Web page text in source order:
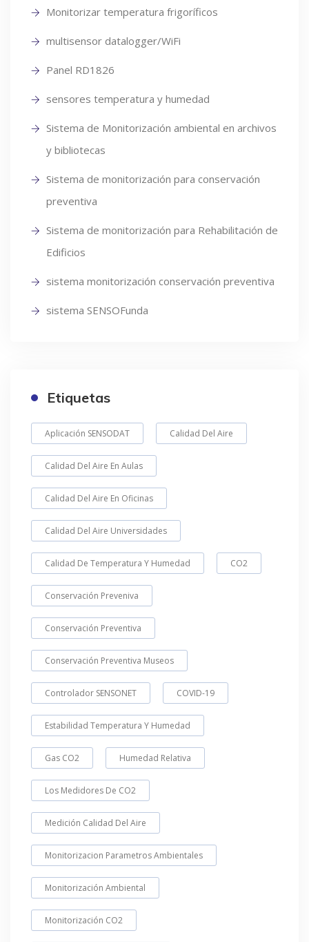
Monitorizar temperatura frigoríficos
multisensor datalogger/WiFi
Panel RD1826
sensores temperatura y humedad
Sistema de Monitorización ambiental en archivos
y bibliotecas
Sistema de monitorización para conservación
preventiva
Sistema de monitorización para Rehabilitación de
Edificios
sistema monitorización conservación preventiva
sistema SENSOFunda
Etiquetas
Aplicación SENSODAT Calidad Del Aire
Calidad Del Aire En Aulas
Calidad Del Aire En Oficinas
Calidad Del Aire Universidades
Calidad De Temperatura Y Humedad CO2
Conservación Preveniva
Conservación Preventiva
Conservación Preventiva Museos
Controlador SENSONET COVID-19
Estabilidad Temperatura Y Humedad
Gas CO2 Humedad Relativa
Los Medidores De CO2
Medición Calidad Del Aire
Monitorizacion Parametros Ambientales
Monitorización Ambiental
Monitorización CO2